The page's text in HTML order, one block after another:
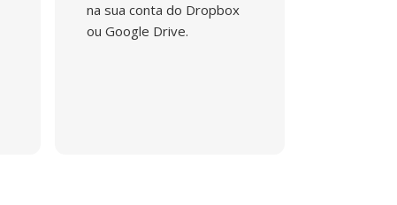
na sua conta do Dropbox
ou Google Drive.